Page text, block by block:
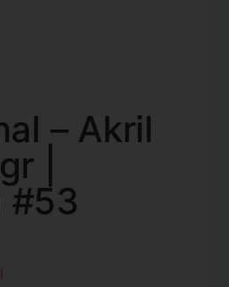
– Akril
|
#53